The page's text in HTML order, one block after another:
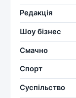
Редакція
Шоу бізнес
Смачно
Спорт
Суспільство